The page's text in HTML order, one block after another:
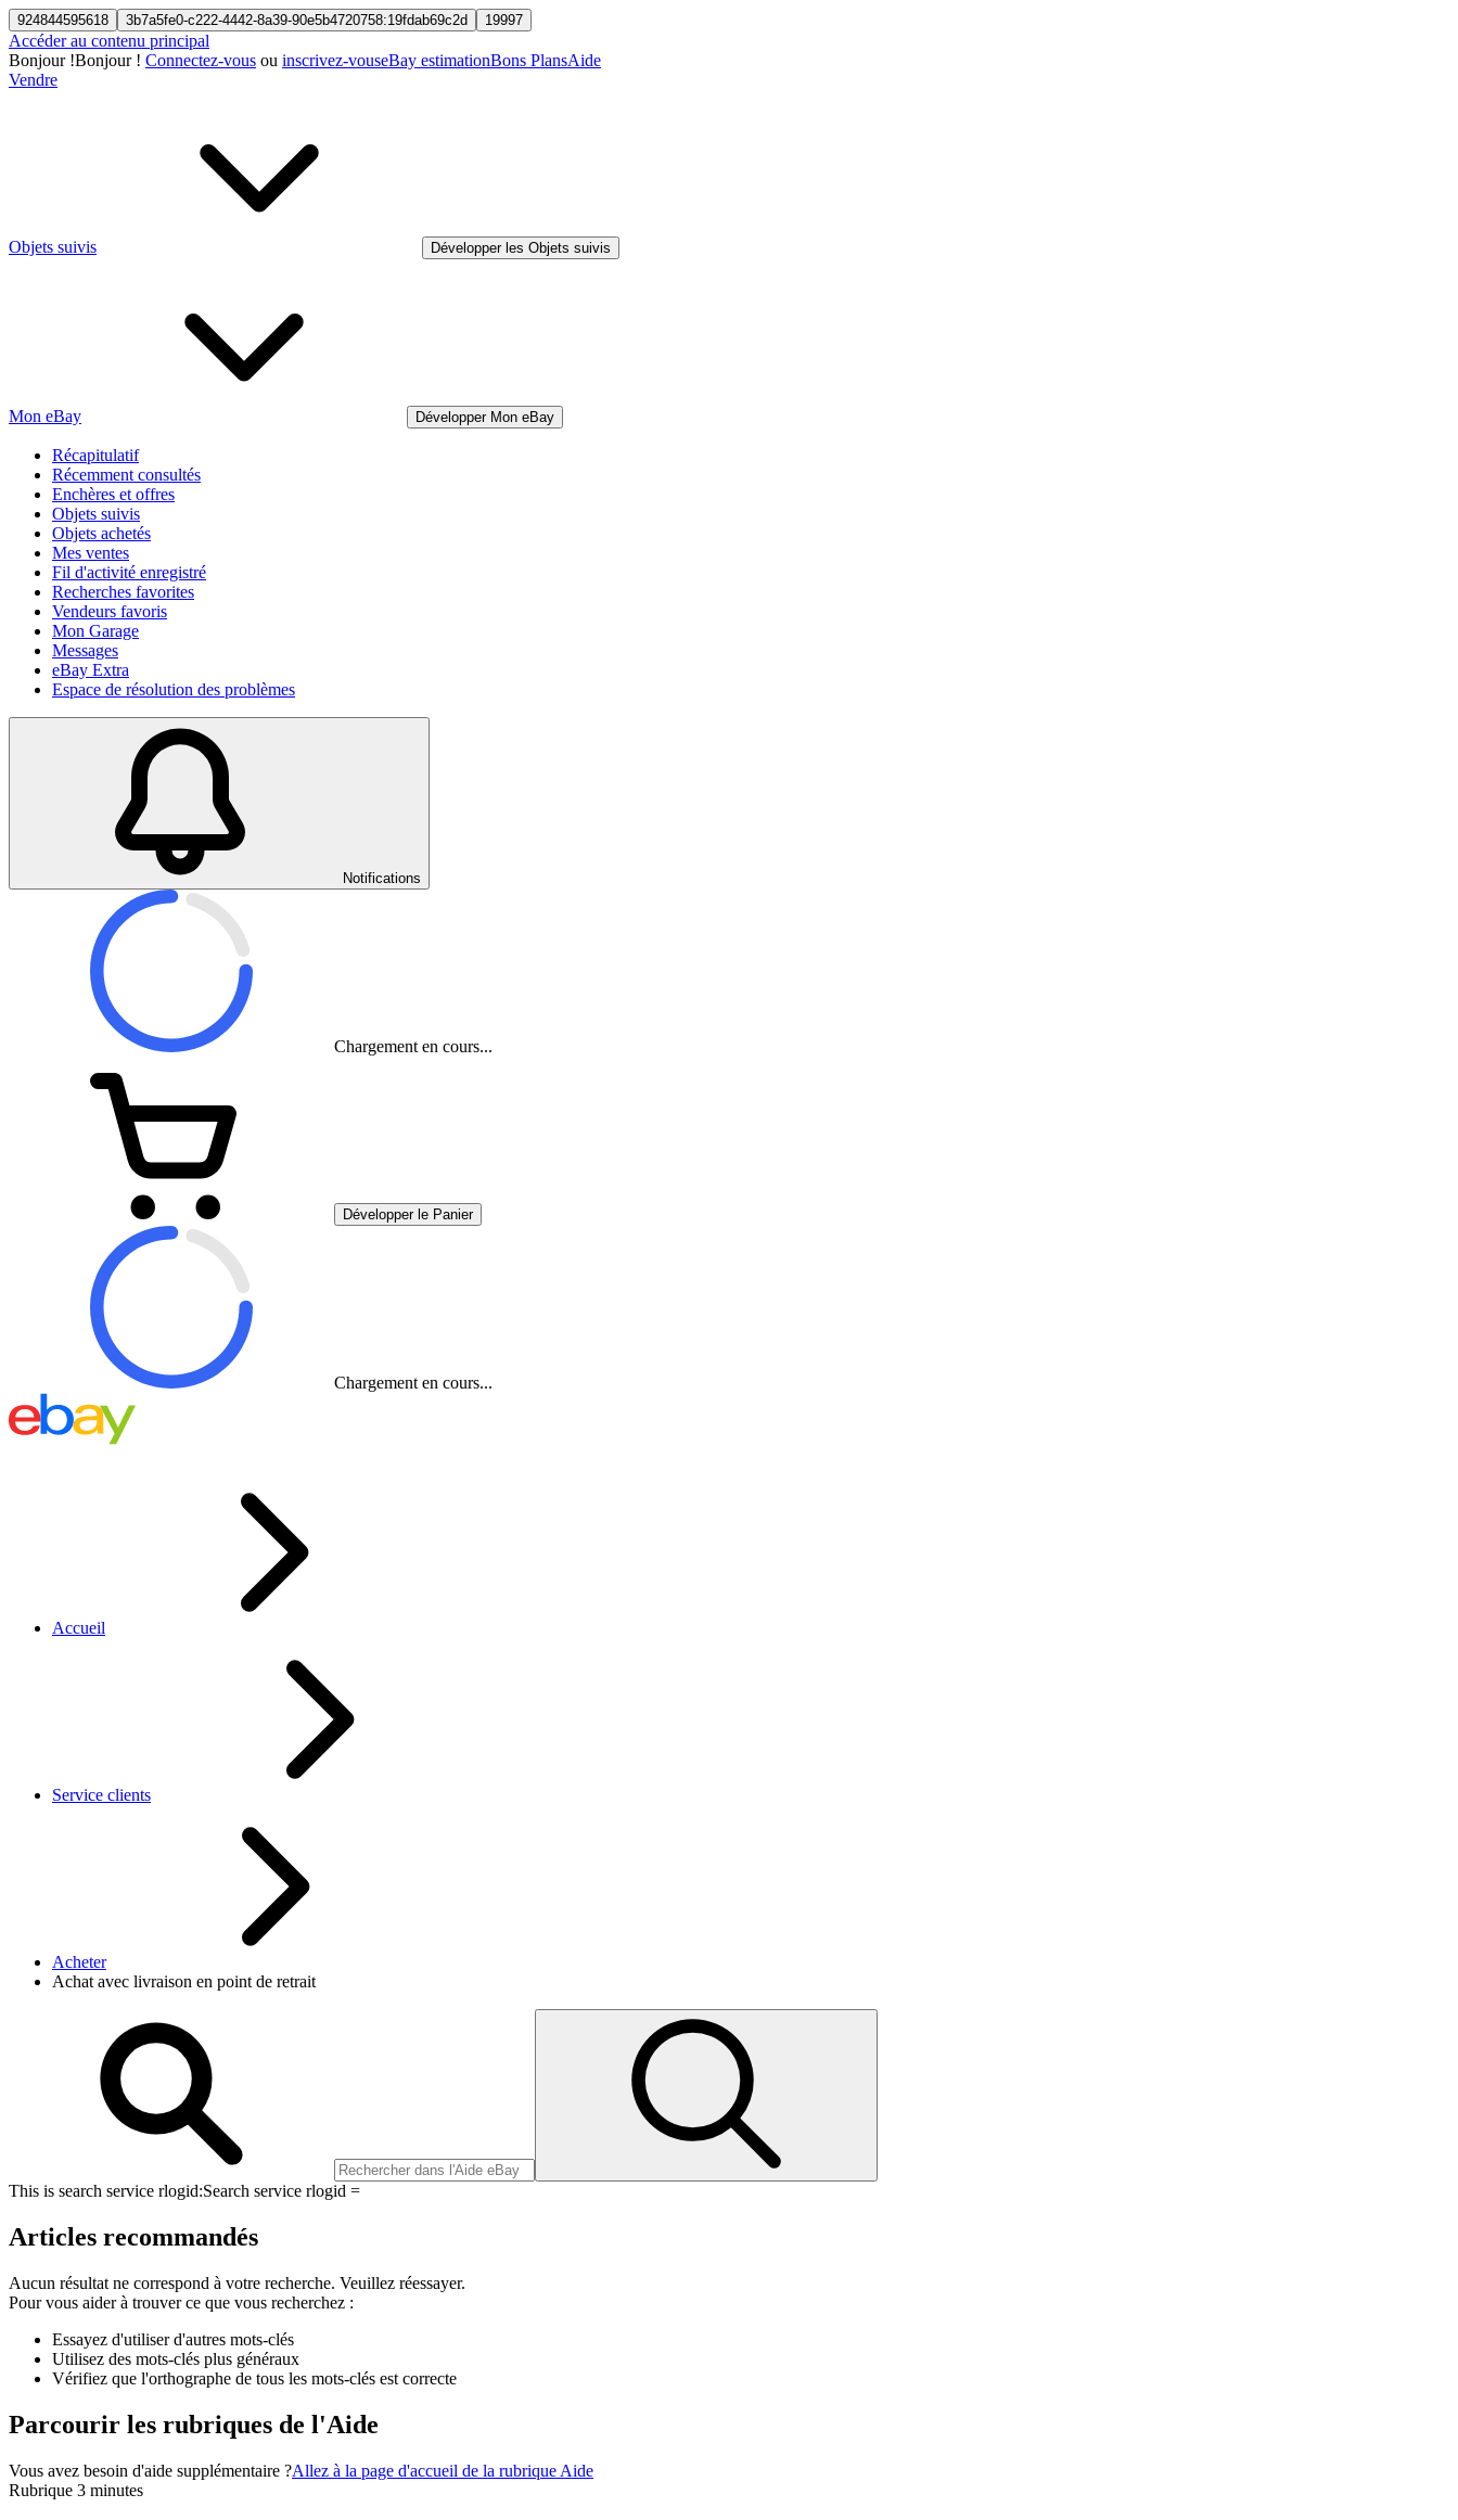
924844595618 3b7a5fe0-c222-4442-8a39-90e5b4720758:19fdab69c2d 19997
Accéder au contenu principal
Bonjour !Bonjour ! Connectez-vous ou inscrivez-vouseBay estimationBons PlansAide
Vendre
Objets suivis Développer les Objets suivis
Mon eBay Développer Mon eBay
Récapitulatif
Récemment consultés
Enchères et offres
Objets suivis
Objets achetés
Mes ventes
Fil d'activité enregistré
Recherches favorites
Vendeurs favoris
Mon Garage
Messages
eBay Extra
Espace de résolution des problèmes
Notifications
Chargement en cours...
Développer le Panier
Chargement en cours...
Accueil
Service clients
Acheter
Achat avec livraison en point de retrait
This is search service rlogid:Search service rlogid =
Articles recommandés
Aucun résultat ne correspond à votre recherche. Veuillez réessayer.
Pour vous aider à trouver ce que vous recherchez :
Essayez d'utiliser d'autres mots-clés
Utilisez des mots-clés plus généraux
Vérifiez que l'orthographe de tous les mots-clés est correcte
Parcourir les rubriques de l'Aide
Vous avez besoin d'aide supplémentaire ?Allez à la page d'accueil de la rubrique Aide
Rubrique 3 minutes